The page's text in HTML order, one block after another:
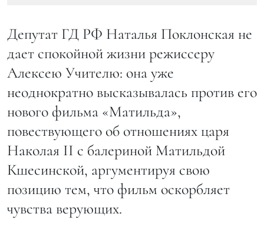
Депутат ГД РФ Наталья Поклонская не
дает спокойной жизни режиссеру
Алексею Учителю: она уже
неоднократно высказывалась против его
нового фильма «Матильда»,
повествующего об отношениях царя
Наколая II с балериной Матильдой
Кшесинской, аргументируя свою
позицию тем, что фильм оскорбляет
чувства верующих.